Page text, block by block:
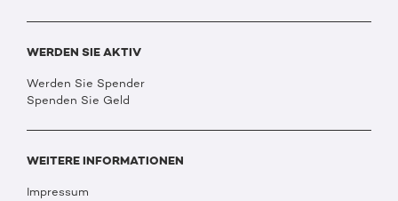
WERDEN SIE AKTIV
Werden Sie Spender
Spenden Sie Geld
WEITERE INFORMATIONEN
Impressum